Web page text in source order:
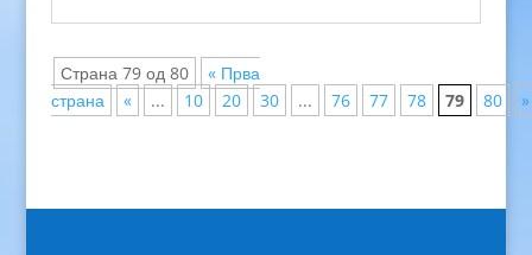
Страна 79 од 80
« Прва
страна
« ... 10 20 30 ... 76 77 78 79 80 »